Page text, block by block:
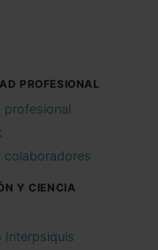
PROFESIONAL
profesional
colaboradores
Y CIENCIA
Interpsiquis